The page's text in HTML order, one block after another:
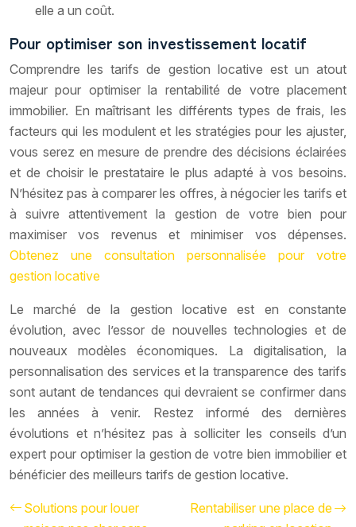
elle a un coût.
Pour optimiser son investissement locatif
Comprendre les tarifs de gestion locative est un atout
majeur pour optimiser la rentabilité de votre placement
immobilier. En maîtrisant les différents types de frais, les
facteurs qui les modulent et les stratégies pour les ajuster,
vous serez en mesure de prendre des décisions éclairées
et de choisir le prestataire le plus adapté à vos besoins.
N’hésitez pas à comparer les offres, à négocier les tarifs et
à suivre attentivement la gestion de votre bien pour
maximiser vos revenus et minimiser vos dépenses.
Obtenez une consultation personnalisée pour votre
gestion locative
Le marché de la gestion locative est en constante
évolution, avec l’essor de nouvelles technologies et de
nouveaux modèles économiques. La digitalisation, la
personnalisation des services et la transparence des tarifs
sont autant de tendances qui devraient se confirmer dans
les années à venir. Restez informé des dernières
évolutions et n’hésitez pas à solliciter les conseils d’un
expert pour optimiser la gestion de votre bien immobilier et
bénéficier des meilleurs tarifs de gestion locative.
Solutions pour louer
Rentabiliser une place de